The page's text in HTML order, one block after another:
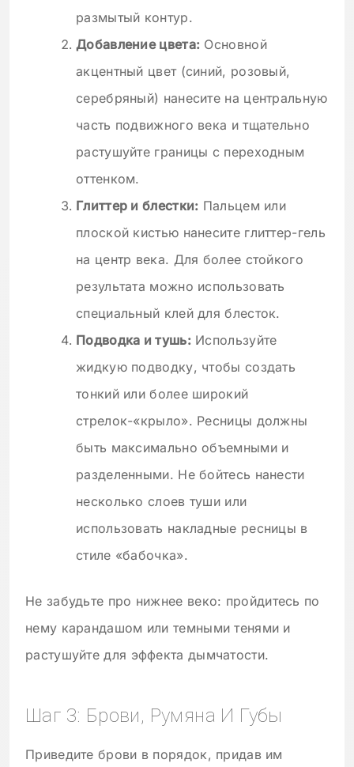
размытый контур.
Добавление цвета: Основной
акцентный цвет (синий, розовый,
серебряный) нанесите на центральную
часть подвижного века и тщательно
растушуйте границы с переходным
оттенком.
Глиттер и блестки: Пальцем или
плоской кистью нанесите глиттер-гель
на центр века. Для более стойкого
результата можно использовать
специальный клей для блесток.
Подводка и тушь:Используйте
жидкую подводку, чтобы создать
тонкий или более широкий
стрелок-«крыло». Ресницы должны
быть максимально объемными и
разделенными. Не бойтесь нанести
несколько слоев туши или
использовать накладные ресницы в
стиле «бабочка».
Не забудьте про нижнее веко: пройдитесь по
нему карандашом или темными тенями и
растушуйте для эффекта дымчатости.
Шаг 3: Брови, Румяна И Губы
Приведите брови в порядок, придав им